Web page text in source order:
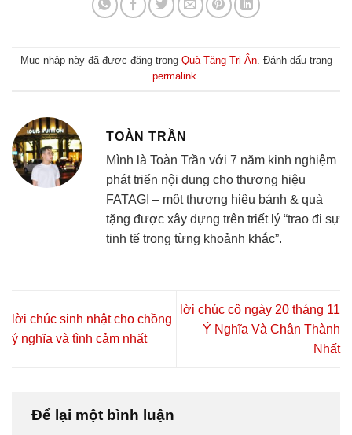
Mục nhập này đã được đăng trong Quà Tặng Tri Ân. Đánh dấu trang
permalink.
TOÀN TRẦN
Mình là Toàn Trần với 7 năm kinh nghiệm
phát triển nội dung cho thương hiệu
FATAGI – một thương hiệu bánh & quà
tặng được xây dựng trên triết lý “trao đi sự
tinh tế trong từng khoảnh khắc”.
lời chúc sinh nhật cho chồng
ý nghĩa và tình cảm nhất
lời chúc cô ngày 20 tháng 11
Ý Nghĩa Và Chân Thành
Nhất
Để lại một bình luận